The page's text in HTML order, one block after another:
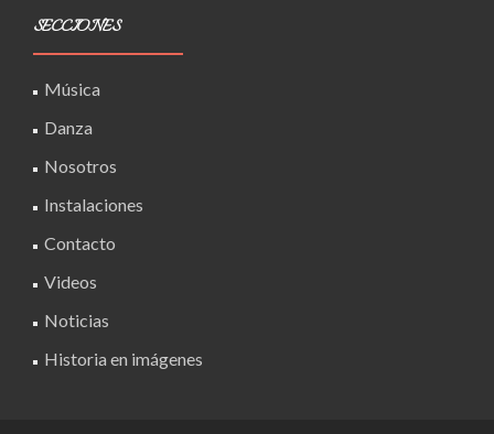
SECCIONES
Música
Danza
Nosotros
Instalaciones
Contacto
Videos
Noticias
Historia en imágenes